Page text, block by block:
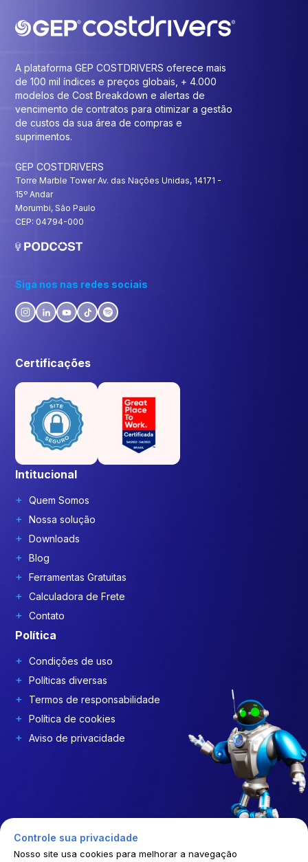
A plataforma GEP COSTDRIVERS oferece mais
de 100 mil índices e preços globais, + 4.000
modelos de Cost Breakdown e alertas de
vencimento de contratos para otimizar a gestão
de custos da sua área de compras e
suprimentos.
GEP COSTDRIVERS
Torre Marble Tower Av. das Nações Unidas, 14171 -
15º Andar
Morumbi, São Paulo
CEP: 04794-000
Intitucional
Quem Somos
Nossa solução
Downloads
Blog
Ferramentas Gratuitas
Calculadora de Frete
Contato
Política
Condições de uso
Políticas diversas
Termos de responsabilidade
Política de cookies
Aviso de privacidade
Siga nos nas redes sociais
Certificações
Controle sua privacidade
Nosso site usa cookies para melhorar a navegação